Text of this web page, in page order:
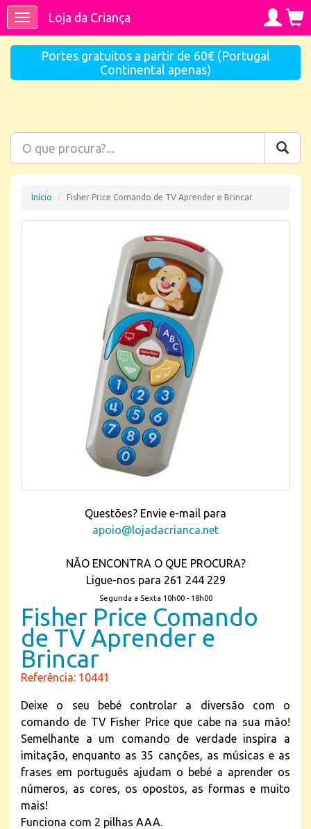
ToggleLoja da Criança
Portes gratuitos a partir de 60€ (Portugal
Continental apenas)
Início Fisher Price Comando de TV Aprender e Brincar
Questões? Envie e-mail para
apoio@lojadacrianca.net
NÃO ENCONTRA O QUE PROCURA?
Ligue-nos para 261 244 229
Segunda a Sexta 10h00 - 18h00
Fisher Price Comando
de TV Aprender e
Brincar
Referência: 10441
Deixe o seu bebé controlar a diversão com o
comando de TV Fisher Price que cabe na sua mão!
Semelhante a um comando de verdade inspira a
imitação, enquanto as 35 canções, as músicas e as
frases em português ajudam o bebé a aprender os
números, as cores, os opostos, as formas e muito
mais!
Funciona com 2 pilhas AAA.